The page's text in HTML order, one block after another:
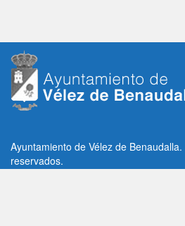
Ayuntamiento de Vélez de
reservados.